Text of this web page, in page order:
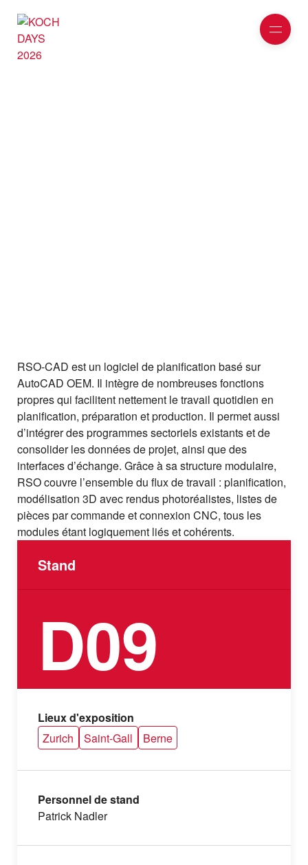
RSO‑CAD est un logiciel de planification basé sur
AutoCAD OEM. Il intègre de nombreuses fonctions
propres qui facilitent nettement le travail quotidien en
planification, préparation et production. Il permet aussi
d’intégrer des programmes sectoriels existants et de
consolider les données de projet, ainsi que des
interfaces d’échange. Grâce à sa structure modulaire,
RSO couvre l’ensemble du flux de travail : planification,
modélisation 3D avec rendus photoréalistes, listes de
pièces par commande et connexion CNC, tous les
modules étant logiquement liés et cohérents.
Stand
D09
Lieux d'exposition
Zurich
Saint-Gall Berne
Personnel de stand
Patrick Nadler